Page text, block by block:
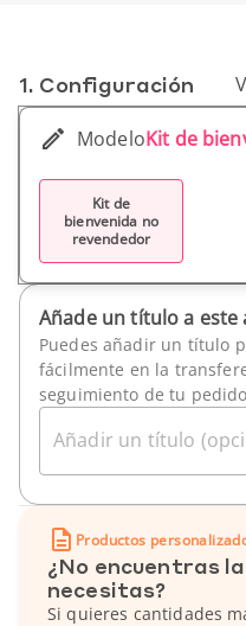
1. Conf­iguración
ModeloKit de
Kit de
bienvenida no
revendedor
Añade un título a
Puedes añadir un título
fácilmente en la
seguimiento de tu
Añadir un título
Productos
¿No encuentras
necesitas?
Si quieres cantidades